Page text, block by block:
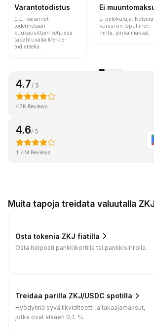
Varantotodistus
1:1-varannot
todennetaan
kuukausittain ketjussa
tapahtuvalla Merkle-
todisteella.
Ei
Ei piilokuluja.
kurssi on lopullinen
hinta, jonka maksat.
4.7 / 5
47K Reviews
4.6/ 5
1.4M Reviews
Muita tapoja treidata valuutalla
Osta tokenia ZKJ fiatilla
Osta helposti pankkikortilla tai pankkisiirrolla.
Treidaa parilla ZKJ/USDC spotilla
Hyödynnä syvä likviditeetti ja takaajamaksut,
jotka ovat alkaen 0,1 %.